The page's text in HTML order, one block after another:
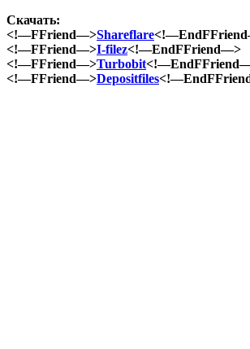
Скачать:
<!—FFriend—>Shareflare
<!—FFriend—>I-filez<!—EndFFriend—>
<!—FFriend—>Turbobit
<!—FFriend—>Depositfiles